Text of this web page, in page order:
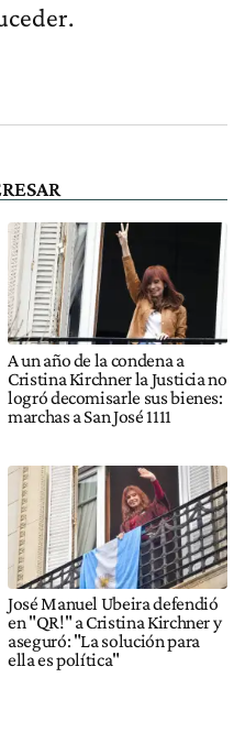
A un año de la condena a
Cristina Kirchner la Justicia no
logró decomisarle sus bienes:
marchas a San José 1111
José Manuel Ubeira defendió
en "QR!" a Cristina Kirchner y
aseguró: "La solución para
ella es política"